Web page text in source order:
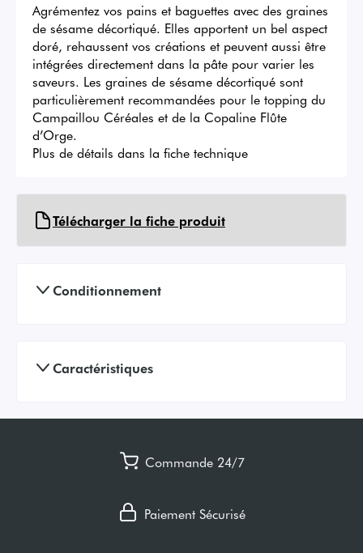
Agrémentez vos pains et baguettes avec des graines
de sésame décortiqué. Elles apportent un bel aspect
doré, rehaussent vos créations et peuvent aussi être
intégrées directement dans la pâte pour varier les
saveurs. Les graines de sésame décortiqué sont
particulièrement recommandées pour le topping du
Campaillou Céréales et de la Copaline Flûte
d’Orge.
Plus de détails dans la fiche technique
Télécharger la fiche produit
Conditionnement
Caractéristiques
Commande 24/7
Paiement Sécurisé